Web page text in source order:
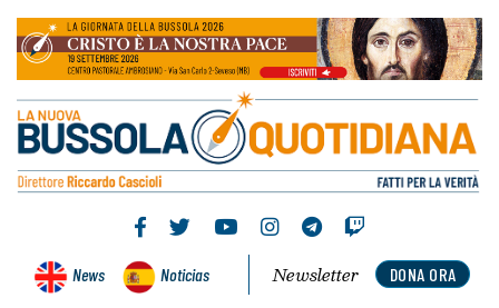
News Noticias DONA ORA
Newsletter